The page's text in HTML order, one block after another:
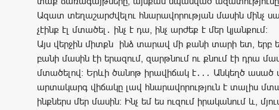
Ազատ տեղաշարժվելու հնարավորության մասին մինչ
չէինք էլ մտածել․ ինչ է դա, ինչ արժեք է մեր կյանքում։
Այս վերջին միտքն ինձ տարավ մի քանի տարի ետ, երբ
բանի մասին էի երազում, զարթնում ու քնում էի դրա
մտածելով։ Երևի ծանոթ իրավիճակ է․․․ Անկեղծ ասած
արտակարգ վիճակը լավ հնարավորություն է տալիս
ինքներս մեր մասին։ Ինչ եմ ես ուզում իրականում և,